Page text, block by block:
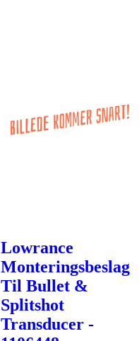
Lowrance
Monteringsbeslag
Til Bullet &
Splitshot
Transducer -